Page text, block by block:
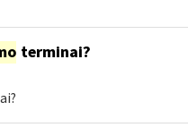
terminai?